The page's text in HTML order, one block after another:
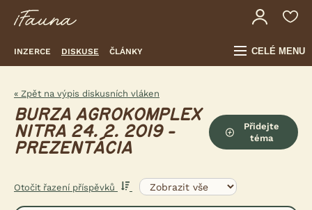
INZERCE DISKUSE ČLÁNKY CELÉ MENU
« Zpět na výpis diskusních vláken
BURZA AGROKOMPLEX
NITRA 24. 2. 2019 -
PREZENTÁCIA
Přidejte
téma
Otočit řazení příspěvků